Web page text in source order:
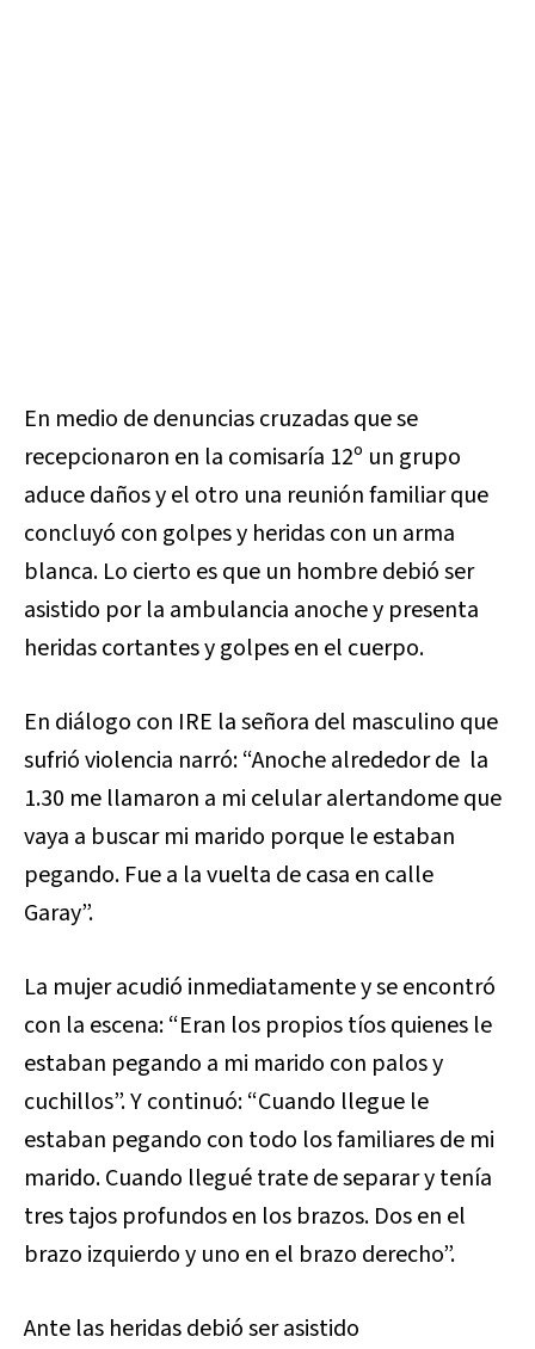
En medio de denuncias cruzadas que se
recepcionaron en la comisaría 12º un grupo
aduce daños y el otro una reunión familiar que
concluyó con golpes y heridas con un arma
blanca. Lo cierto es que un hombre debió ser
asistido por la ambulancia anoche y presenta
heridas cortantes y golpes en el cuerpo.
En diálogo con IRE la señora del masculino que
sufrió violencia narró: “Anoche alrededor de la
1.30 me llamaron a mi celular alertandome que
vaya a buscar mi marido porque le estaban
pegando. Fue a la vuelta de casa en calle
Garay”.
La mujer acudió inmediatamente y se encontró
con la escena: “Eran los propios tíos quienes le
estaban pegando a mi marido con palos y
cuchillos”. Y continuó: “Cuando llegue le
estaban pegando con todo los familiares de mi
marido. Cuando llegué trate de separar y tenía
tres tajos profundos en los brazos. Dos en el
brazo izquierdo y uno en el brazo derecho”.
Ante las heridas debió ser asistido